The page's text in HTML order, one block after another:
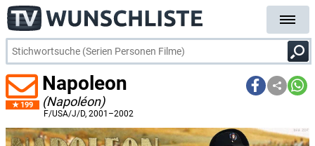
199
Napoleon
(Napoléon)
F/USA/J/D, 2001–2002